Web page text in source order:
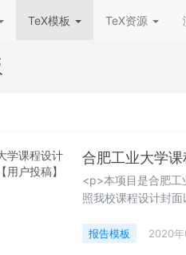
TeX模板 TeX资源
合肥工业大学课
<p>本项目是合肥工
照我校课程设计封
报告模板 2020年